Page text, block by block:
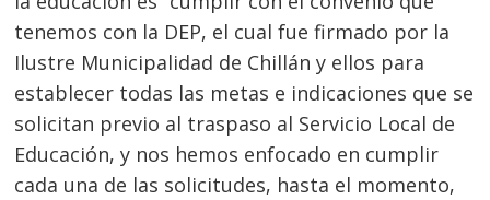
tenemos con la DEP, el cual fue firmado por la
Ilustre Municipalidad de Chillán y ellos para
establecer todas las metas e indicaciones que se
solicitan previo al traspaso al Servicio Local de
Educación, y nos hemos enfocado en cumplir
cada una de las solicitudes, hasta el momento,